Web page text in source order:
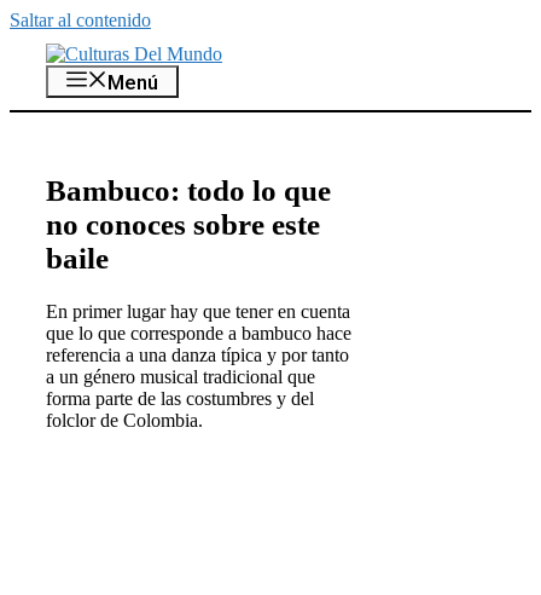
Saltar al contenido
Menú
Bambuco: todo lo que
no conoces sobre este
baile
En primer lugar hay que tener en cuenta
que lo que corresponde a bambuco hace
referencia a una danza típica y por tanto
a un género musical tradicional que
forma parte de las costumbres y del
folclor de Colombia.